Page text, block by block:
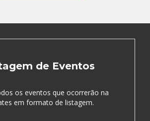
de Eventos
os eventos que ocorrerão na
em formato de listagem.